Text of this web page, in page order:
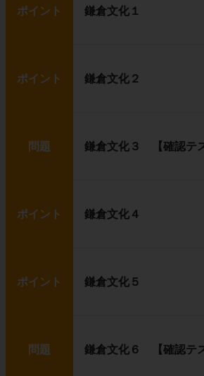
ポイント 鎌倉文化１
ポイント 鎌倉文化２
問題 鎌倉文化３ 【確認テ
ポイント 鎌倉文化４
ポイント 鎌倉文化５
問題 鎌倉文化６ 【確認テ